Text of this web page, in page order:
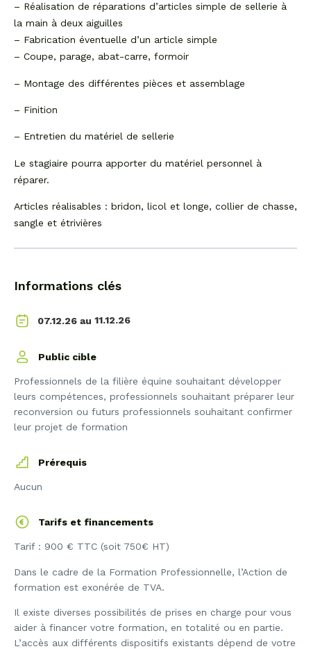
– Réalisation de réparations d’articles simple de sellerie à
la main à deux aiguilles
– Fabrication éventuelle d’un article simple
– Coupe, parage, abat-carre, formoir
– Montage des différentes pièces et assemblage
– Finition
– Entretien du matériel de sellerie
Le stagiaire pourra apporter du matériel personnel à
réparer.
Articles réalisables : bridon, licol et longe, collier de chasse,
sangle et étrivières
Informations clés
07.12.26 au 11.12.26
Public cible
Professionnels de la filière équine souhaitant développer
leurs compétences, professionnels souhaitant préparer leur
reconversion ou futurs professionnels souhaitant confirmer
leur projet de formation
Prérequis
Aucun
Tarifs et financements
Tarif : 900 € TTC (soit 750€ HT)
Dans le cadre de la Formation Professionnelle, l’Action de
formation est exonérée de TVA.
Il existe diverses possibilités de prises en charge pour vous
aider à financer votre formation, en totalité ou en partie.
L’accès aux différents dispositifs existants dépend de votre